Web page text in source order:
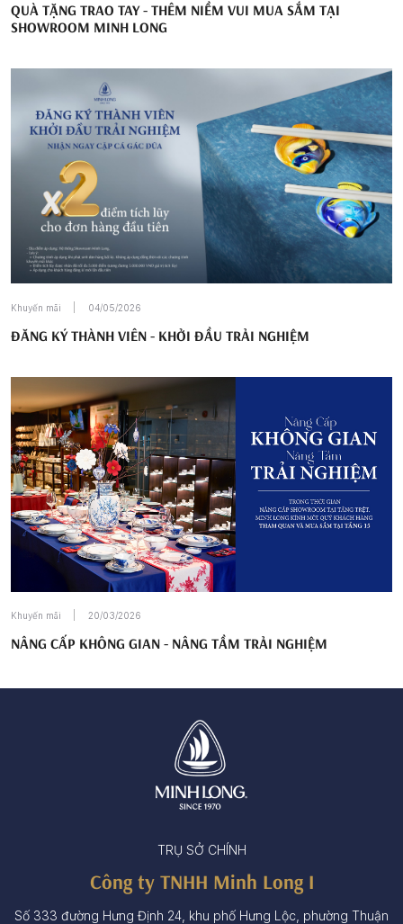
QUÀ TẶNG TRAO TAY - THÊM NIỀM VUI MUA SẮM TẠI
SHOWROOM MINH LONG
Khuyến mãi 04/05/2026
ĐĂNG KÝ THÀNH VIÊN - KHỞI ĐẦU TRẢI NGHIỆM
Khuyến mãi 20/03/2026
NÂNG CẤP KHÔNG GIAN - NÂNG TẦM TRẢI NGHIỆM
TRỤ SỞ CHÍNH
Công ty TNHH Minh Long I
Số 333 đường Hưng Định 24, khu phố Hưng Lộc, phường Thuận